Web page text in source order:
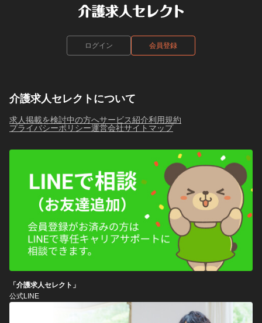
ログイン 会員登録
介護求人セレクトについて
求人掲載を検討中の方へサービス紹介利用規約
プライバシーポリシー運営会社サイトマップ
「介護求人セレクト」
公式LINE